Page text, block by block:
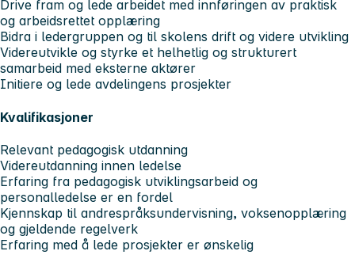
Drive fram og lede arbeidet med innføringen av praktisk
og arbeidsrettet opplæring
Bidra i ledergruppen og til skolens drift og videre utvikling
Videreutvikle og styrke et helhetlig og strukturert
samarbeid med eksterne aktører
Initiere og lede avdelingens prosjekter
Kvalifikasjoner
Relevant pedagogisk utdanning
Videreutdanning innen ledelse
Erfaring fra pedagogisk utviklingsarbeid og
personalledelse er en fordel
Kjennskap til andrespråksundervisning, voksenopplæring
og gjeldende regelverk
Erfaring med å lede prosjekter er ønskelig